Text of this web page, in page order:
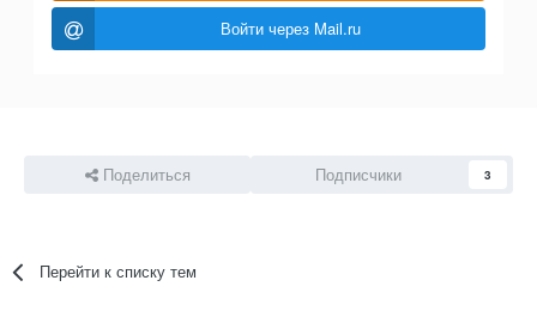
Войти через Mail.ru
Поделиться Подписчики 3
Перейти к списку тем